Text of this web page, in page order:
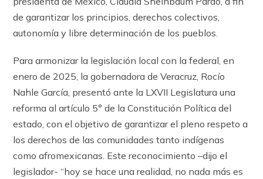
de garantizar los principios, derechos colectivos,
autonomía y libre determinación de los pueblos.
Para armonizar la legislación local con la federal, en
enero de 2025, la gobernadora de Veracruz, Rocío
Nahle García, presentó ante la LXVII Legislatura una
reforma al artículo 5° de la Constitución Política del
estado, con el objetivo de garantizar el pleno respeto a
los derechos de las comunidades tanto indígenas
como afromexicanas. Este reconocimiento –dijo el
legislador- “hoy se hace una realidad, no nada más es